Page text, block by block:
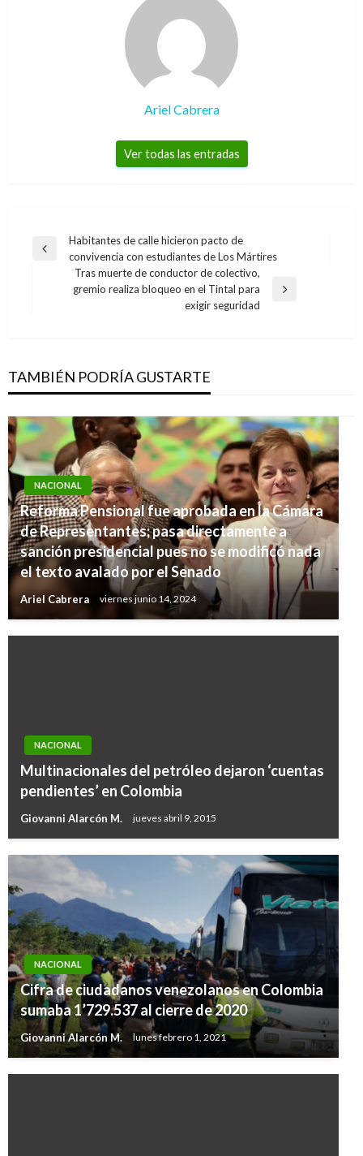
Ariel Cabrera
Ver todas las entradas
Navegación
entradas
Entrada
Habitantes de calle hicieron pacto de
convivencia con estudiantes de Los Mártires
Entrada
Tras muerte de conductor de colectivo,
gremio realiza bloqueo en el Tintal para
exigir seguridad
TAMBIÉN PODRÍA GUSTARTE
NACIONAL
Reforma Pensional fue aprobada en la Cámara
de Representantes; pasa directamente a
sanción presidencial pues no se modificó nada
el texto avalado por el Senado
Ariel Cabrera viernes junio 14, 2024
NACIONAL
Multinacionales del petróleo dejaron ‘cuentas
pendientes’ en Colombia
Giovanni Alarcón M. jueves abril 9, 2015
NACIONAL
Cifra de ciudadanos venezolanos en Colombia
sumaba 1’729.537 al cierre de 2020
Giovanni Alarcón M. lunes febrero 1, 2021